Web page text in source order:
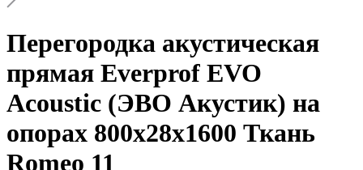
Перегородка акустическая
прямая Everprof EVO
Acoustic (ЭВО Акустик) на
опорах 800х28х1600 Ткань
Romeo 11